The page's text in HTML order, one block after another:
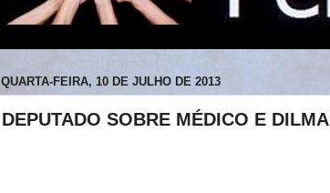
QUARTA-FEIRA, 10 DE JULHO DE 2013
DEPUTADO SOBRE MÉDICO E DILMA